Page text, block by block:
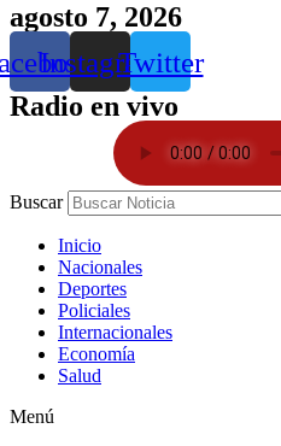
agosto 7, 2026
InstagramTwitter
Radio en vivo
Buscar
Inicio
Nacionales
Deportes
Policiales
Internacionales
Economía
Salud
Menú